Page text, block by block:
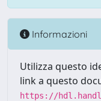
Informazioni
Utilizza questo
link a questo
https://